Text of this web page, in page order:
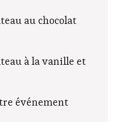
au chocolat
à la vanille et
événement